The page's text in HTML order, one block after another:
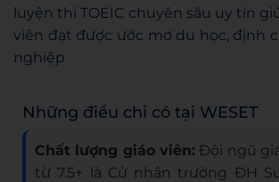
luyện thi TOEIC chuyên sâu uy tín
viên đạt được ước mơ du học, định
nghiệp
Những điều chỉ có tại WESET
Chất lượng giáo viên:Đội ngũ
từ 7.5+ là Cử nhân trường ĐH